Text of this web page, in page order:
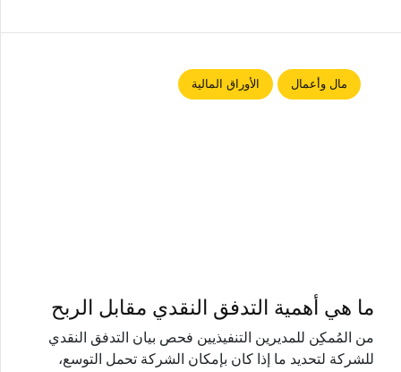
مال وأعمال الأوراق المالية
ما هي أهمية التدفق النقدي مقابل الربح
من المُمكِن للمديرين التنفيذيين فحص بيان التدفق النقدي
للشركة لتحديد ما إذا كان بإمكان الشركة تحمل التوسع،